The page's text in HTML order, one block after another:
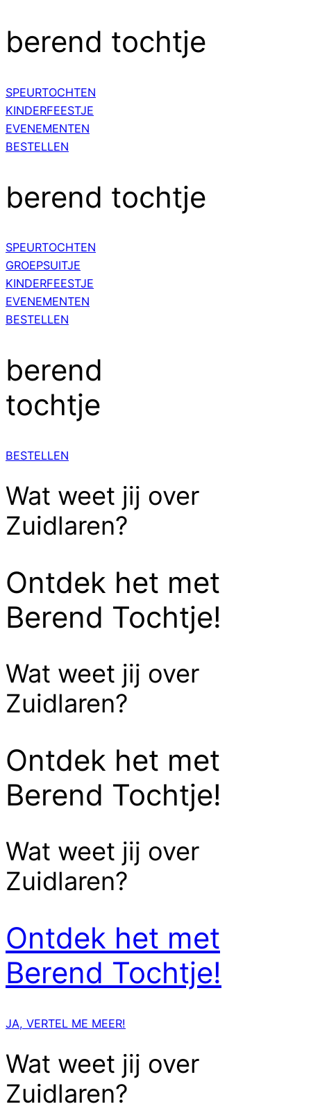
berend tochtje
SPEURTOCHTEN
KINDERFEESTJE
EVENEMENTEN
BESTELLEN
berend tochtje
SPEURTOCHTEN
GROEPSUITJE
KINDERFEESTJE
EVENEMENTEN
BESTELLEN
berend
tochtje
BESTELLEN
Wat weet jij over
Zuidlaren?
Ontdek het met
Berend Tochtje!
Wat weet jij over
Zuidlaren?
Ontdek het met
Berend Tochtje!
Wat weet jij over
Zuidlaren?
Ontdek het met
Berend Tochtje!
JA, VERTEL ME MEER!
Wat weet jij over
Zuidlaren?